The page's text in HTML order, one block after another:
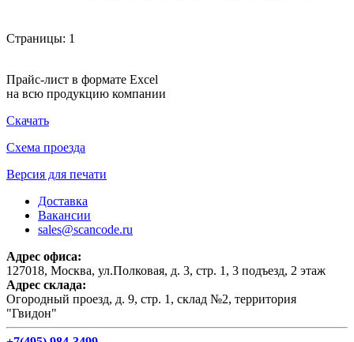
Страницы: 1
Прайс-лист в формате Excel
на всю продукцию компании
Скачать
Схема проезда
Версия для печати
Доставка
Вакансии
sales@scancode.ru
Адрес офиса:
127018, Москва, ул.Полковая, д. 3, стр. 1, 3 подъезд, 2 этаж
Адрес склада:
Огородный проезд, д. 9, стр. 1, склад №2, территория
"Гвидон"